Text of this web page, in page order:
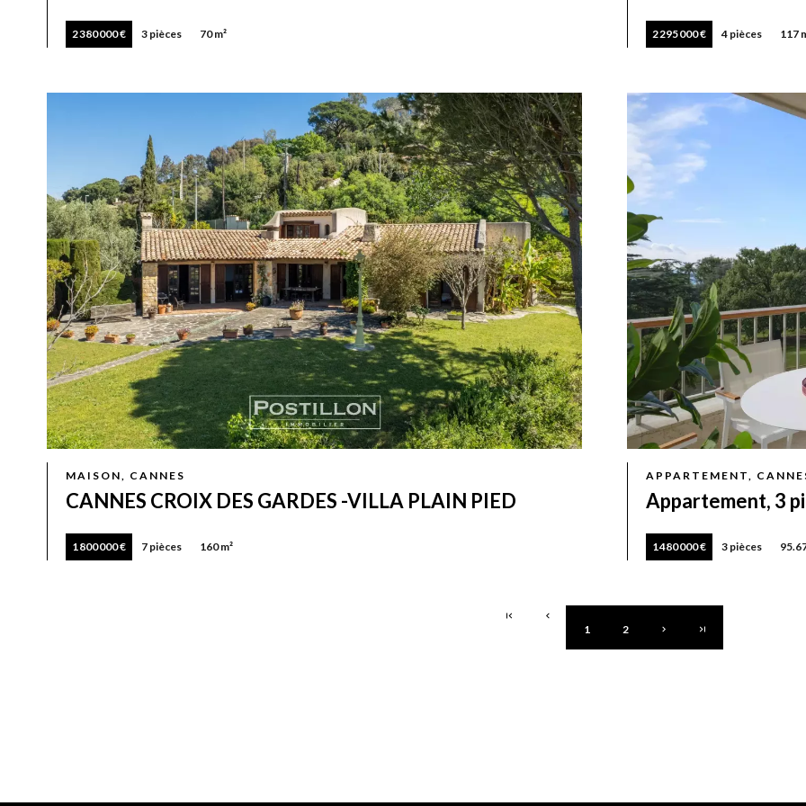
2 380 000 € 3 pièces 70 m² 2 295 000 € 4 pièces 117
MAISON, CANNES
CANNES CROIX DES GARDES -VILLA PLAIN PIED
1 800 000 € 7 pièces 160 m²
APPARTEMENT,
Appartement, 3
1 480 000 € 3 pièces
1 2